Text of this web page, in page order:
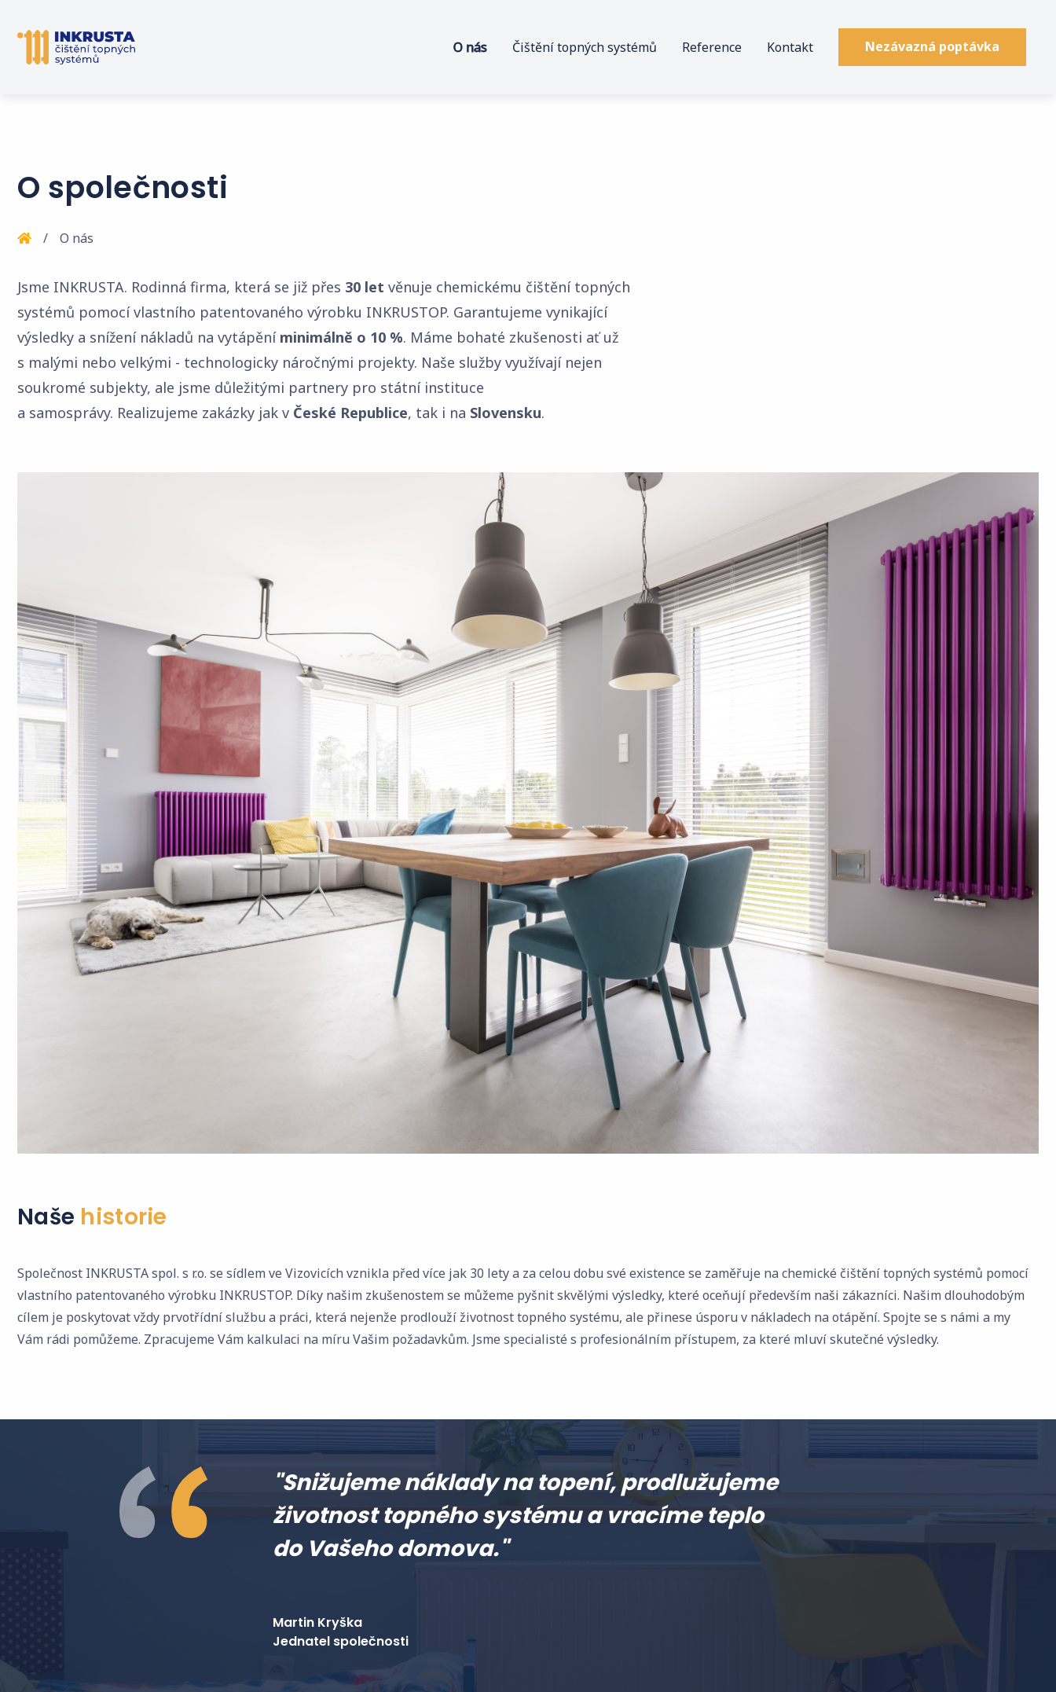
O nás Čištění topných systémů Reference Kontakt Nezávazná poptávka
O společnosti
O nás
Jsme INKRUSTA. Rodinná firma, která se již přes 30 let věnuje chemickému čištění topných
systémů pomocí vlastního patentovaného výrobku INKRUSTOP. Garantujeme vynikající
výsledky a snížení nákladů na vytápění minimálně o 10 %. Máme bohaté zkušenosti ať už
s malými nebo velkými - technologicky náročnými projekty. Naše služby využívají nejen
soukromé subjekty, ale jsme důležitými partnery pro státní instituce
a samosprávy. Realizujeme zakázky jak v České Republice, tak i na Slovensku.
Naše historie
Společnost INKRUSTA spol. s r.o. se sídlem ve Vizovicích vznikla před více jak 30 lety a za celou dobu své existence se zaměřuje na chemické čištění topných systémů pomocí
vlastního patentovaného výrobku INKRUSTOP. Díky našim zkušenostem se můžeme pyšnit skvělými výsledky, které oceňují především naši zákazníci. Našim dlouhodobým
cílem je poskytovat vždy prvotřídní službu a práci, která nejenže prodlouží životnost topného systému, ale přinese úsporu v nákladech na otápění. Spojte se s námi a my
Vám rádi pomůžeme. Zpracujeme Vám kalkulaci na míru Vašim požadavkům. Jsme specialisté s profesionálním přístupem, za které mluví skutečné výsledky.
"Snižujeme náklady na topení, prodlužujeme
životnost topného systému a vracíme teplo
do Vašeho domova."
Martin Kryška
Jednatel společnosti